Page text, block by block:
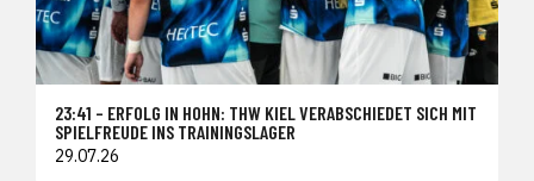
23:41 – ERFOLG IN HOHN: THW KIEL VERABSCHIEDET SICH MIT
SPIELFREUDE INS TRAININGSLAGER
29.07.26